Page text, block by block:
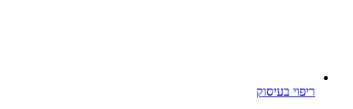
ריפוי בעיסוק